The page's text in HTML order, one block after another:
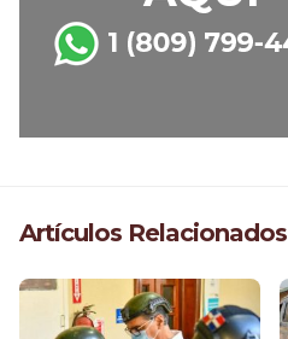
Artículos Relacionados